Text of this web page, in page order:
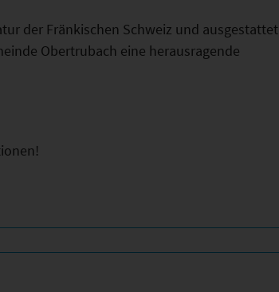
der Fränkischen Schweiz und ausgestattet
Obertrubach eine herausragende